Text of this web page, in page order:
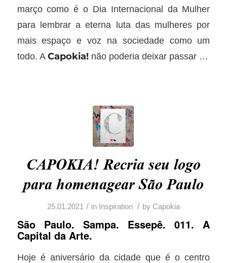
março como é o Dia Internacional da Mulher
para lembrar a eterna luta das mulheres por
mais espaço e voz na sociedade como um
todo. ACapokia!não poderia deixar passar …
CAPOKIA! Recria seu logo
para homenagear São Paulo
25.01.2021 / in Inspiration / by Capokia
São Paulo. Sampa. Essepê. 011. A
Capital da Arte.
Hoje é aniversário da cidade que é o centro